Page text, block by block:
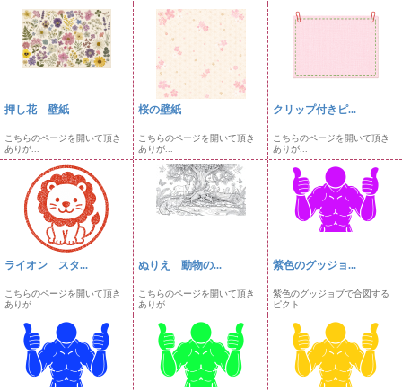
押し花 壁紙
こちらのページを開いて頂き
ありが...
桜の壁紙
こちらのページを開いて頂き
ありが...
クリップ付きピ...
こちらのページを開いて頂き
ありが...
ライオン スタ...
こちらのページを開いて頂き
ありが...
ぬりえ 動物の...
こちらのページを開いて頂き
ありが...
紫色のグッジョ...
紫色のグッジョブで合図する
ピクト...